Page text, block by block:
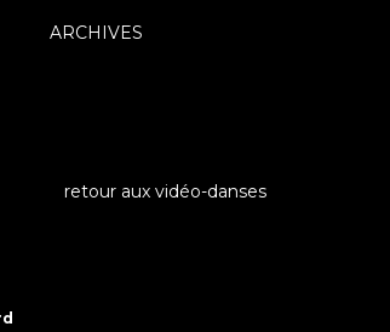
ARCHIVES
retour aux vidéo-danses